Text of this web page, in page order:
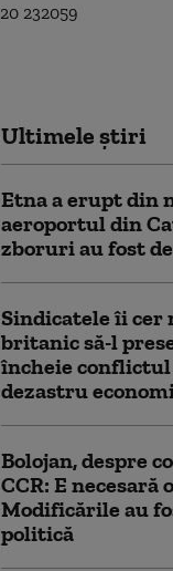
Ultimele știri
Etna a erupt din
aeroportul din
zboruri au fost
Sindicatele îi
britanic să-l
încheie conflictul
dezastru
Bolojan, despre
CCR: E necesară
Modificările au
politică